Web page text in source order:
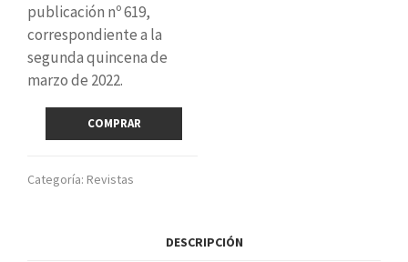
publicación nº 619,
correspondiente a la
segunda quincena de
marzo de 2022.
619
COMPRAR
Categoría: Revistas
DESCRIPCIÓN